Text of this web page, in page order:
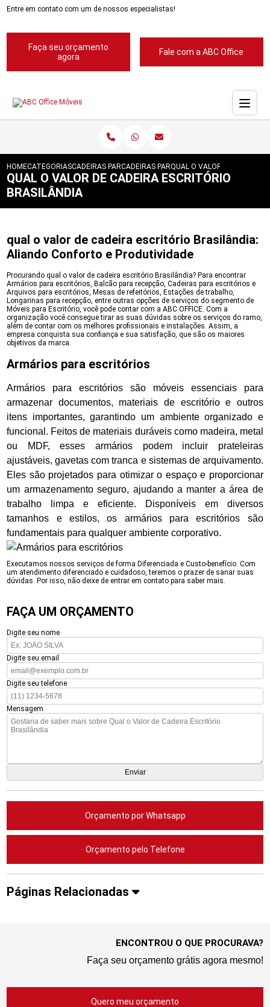
Entre em contato com um de nossos especialistas!
Faça seu orçamento
agora
Fale com a ABC Office
HOMECATEGORIASCADEIRAS PARA ESCRITORIOS
CADEIRAS PARA ESCRITORIO
QUAL O VALOR DE CADEIRA
QUAL O VALOR DE CADEIRA ESCRITÓRIO
BRASILÂNDIA
qual o valor de cadeira escritório Brasilândia:
Aliando Conforto e Produtividade
Procurando qual o valor de cadeira escritório Brasilândia? Para encontrar
Armários para escritórios, Balcão para recepção, Cadeiras para escritórios e
Arquivos para escritórios, Mesas de refeitórios, Estações de trabalho,
Longarinas para recepção, entre outras opções de serviços do segmento de
Móveis para Escritório, você pode contar com a ABC OFFICE. Com a
organização você consegue tirar as suas dúvidas sobre os serviços do ramo,
além de contar com os melhores profissionais e instalações. Assim, a
empresa conquista sua confiança e sua satisfação, que são os maiores
objetivos da marca.
Armários para escritórios
Armários para escritórios são móveis essenciais para
armazenar documentos, materiais de escritório e outros
itens importantes, garantindo um ambiente organizado e
funcional. Feitos de materiais duráveis como madeira, metal
ou MDF, esses armários podem incluir prateleiras
ajustáveis, gavetas com tranca e sistemas de arquivamento.
Eles são projetados para otimizar o espaço e proporcionar
um armazenamento seguro, ajudando a manter a área de
trabalho limpa e eficiente. Disponíveis em diversos
tamanhos e estilos, os armários para escritórios são
fundamentais para qualquer ambiente corporativo.
Executamos nossos serviços de forma Diferenciada e Custo-benefício. Com
um atendimento diferenciado e cuidadoso, teremos o prazer de sanar suas
dúvidas. Por isso, não deixe de entrar em contato para saber mais.
FAÇA UM ORÇAMENTO
Digite seu nome
Digite seu email
Digite seu telefone
Mensagem
Orçamento por Whatsapp
Orçamento pelo Telefone
Páginas Relacionadas
ENCONTROU O QUE PROCURAVA?
Faça seu orçamento grátis agora mesmo!
Quero meu orçamento